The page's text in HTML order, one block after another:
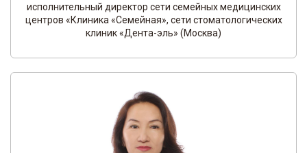
исполнительный директор сети семейных медицинских
центров «Клиника «Семейная», сети стоматологических
клиник «Дента-эль» (Москва)